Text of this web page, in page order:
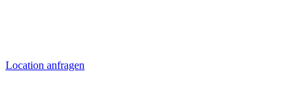
Location anfragen